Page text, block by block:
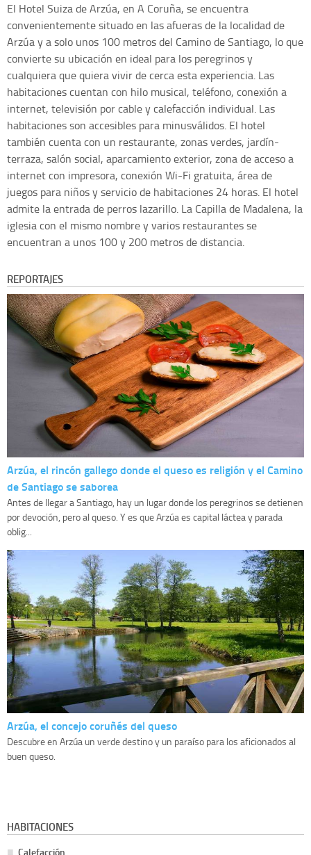
El Hotel Suiza de Arzúa, en A Coruña, se encuentra
convenientemente situado en las afueras de la localidad de
Arzúa y a solo unos 100 metros del Camino de Santiago, lo que
convierte su ubicación en ideal para los peregrinos y
cualquiera que quiera vivir de cerca esta experiencia. Las
habitaciones cuentan con hilo musical, teléfono, conexión a
internet, televisión por cable y calefacción individual. Las
habitaciones son accesibles para minusválidos. El hotel
también cuenta con un restaurante, zonas verdes, jardín-
terraza, salón social, aparcamiento exterior, zona de acceso a
internet con impresora, conexión Wi-Fi gratuita, área de
juegos para niños y servicio de habitaciones 24 horas. El hotel
admite la entrada de perros lazarillo. La Capilla de Madalena, la
iglesia con el mismo nombre y varios restaurantes se
encuentran a unos 100 y 200 metros de distancia.
REPORTAJES
Arzúa, el rincón gallego donde el queso es religión y el Camino
de Santiago se saborea
Antes de llegar a Santiago, hay un lugar donde los peregrinos se detienen
por devoción, pero al queso. Y es que Arzúa es capital láctea y parada
oblig...
Arzúa, el concejo coruñés del queso
Descubre en Arzúa un verde destino y un paraíso para los aficionados al
buen queso.
HABITACIONES
Calefacción